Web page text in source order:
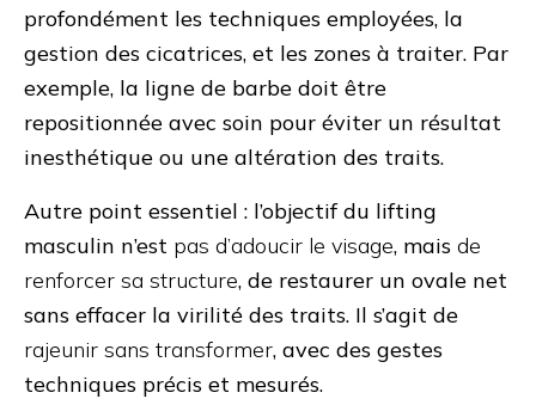
profondément les techniques employées, la
gestion des cicatrices, et les zones à traiter. Par
exemple, la ligne de barbe doit être
repositionnée avec soin pour éviter un résultat
inesthétique ou une altération des traits.
Autre point essentiel : l’objectif du lifting
masculin n’est pas d’adoucir le visage, mais de
renforcer sa structure, de restaurer un ovale net
sans effacer la virilité des traits. Il s’agit de
rajeunir sans transformer, avec des gestes
techniques précis et mesurés.